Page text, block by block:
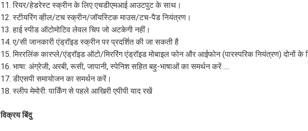
11. रियर/हेडरेस्ट स्क्रीन के लिए एचडीएमआई आउटपुट के साथ।
12. स्टीयरिंग व्हील/टच स्क्रीन/जॉयस्टिक माउस/टच-पैड नियंत्रण।
13. हाई स्पीड ऑटोमोटिव लेवल चिप जो अटकेगी नहीं।
14. ए/सी जानकारी एंड्रॉइड स्क्रीन पर प्रदर्शित की जा सकती है
15. मिररलिंक कारप्ले/एंड्रॉइड ऑटो/मिररिंग एंड्रॉइड मोबाइल फोन और आईफोन (पारस्परिक नियंत्रण) दोनों के
16. भाषा: अंग्रेजी, अरबी, रूसी, जापानी, स्पेनिश सहित बहु-भाषाओं का समर्थन करें ....
17. डीएसपी समायोजन का समर्थन करें।
18. स्लीप मेमोरी: पार्किंग से पहले आखिरी एपीपी याद रखें
विक्रय बिंदु